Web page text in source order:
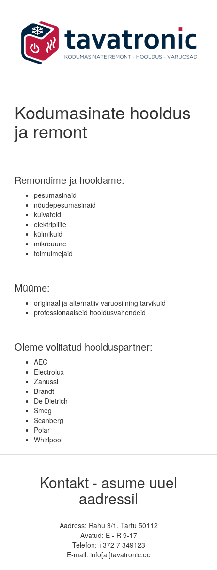
Kodumasinate hooldus
ja remont
Remondime ja hooldame:
pesumasinaid
nõudepesumasinaid
kuivateid
elektripliite
külmikuid
mikrouune
tolmuimejaid
Müüme:
originaal ja alternatiiv varuosi ning tarvikuid
professionaalseid hooldusvahendeid
Oleme volitatud hoolduspartner:
AEG
Electrolux
Zanussi
Brandt
De Dietrich
Smeg
Scanberg
Polar
Whirlpool
Kontakt - asume uuel
aadressil
Aadress: Rahu 3/1, Tartu 50112
Avatud: E - R 9-17
Telefon: +372 7 349123
E-mail: info[at]tavatronic.ee